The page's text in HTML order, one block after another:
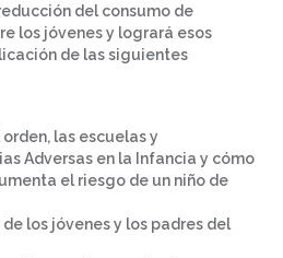
del consumo de
los jóvenes y logrará esos
de las siguientes
las escuelas y
Adversas en la Infancia y cómo
el riesgo de un niño de
los jóvenes y los padres del